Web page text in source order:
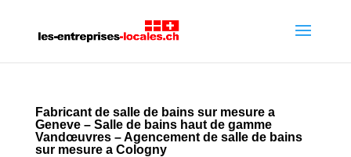
Fabricant de salle de bains sur mesure a
Geneve – Salle de bains haut de gamme
Vandœuvres – Agencement de salle de bains
sur mesure a Cologny